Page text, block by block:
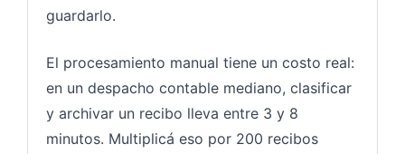
guardarlo.
El procesamiento manual tiene un costo real:
en un despacho contable mediano, clasificar
y archivar un recibo lleva entre 3 y 8
minutos. Multiplicá eso por 200 recibos